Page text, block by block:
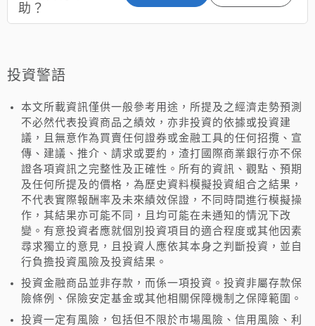
助？
投資警語
本文所載資訊僅供一般參考用途，所提及之經濟走勢預測
不必然代表投資商品之績效，亦非投資的依據或投資建
議，且無意作為買賣任何證券或金融工具的任何招攬、宣
傳、建議、推介、請求或要約，渣打國際商業銀行亦不保
證各項資訊之完整性及正確性。所有的資訊、觀點、預期
及任何所提及的價格，為歷史資料模擬投資組合之結果，
不代表實際報酬率及未來績效保證，不同時間進行模擬操
作，其結果亦可能不同，且均可能在未通知的情況下改
變。有意投資者應就個別投資項目的適合程度或其他因素
尋求獨立的意見，且投資人應依其本身之判斷投資，並自
行負擔投資風險及投資結果。
投資金融商品並非存款，而係一項投資。投資非屬存款保
險條例、保險安定基金或其他相關保障機制之保障範圍。
投資一定有風險，包括但不限於市場風險、信用風險、利